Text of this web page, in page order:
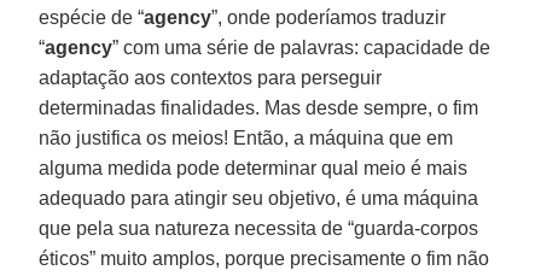
espécie de “agency”, onde poderíamos traduzir
“agency” com uma série de palavras: capacidade de
adaptação aos contextos para perseguir
determinadas finalidades. Mas desde sempre, o fim
não justifica os meios! Então, a máquina que em
alguma medida pode determinar qual meio é mais
adequado para atingir seu objetivo, é uma máquina
que pela sua natureza necessita de “guarda-corpos
éticos” muito amplos, porque precisamente o fim não